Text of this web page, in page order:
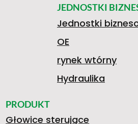
4
6
JEDNOSTKI
Jednostki
OE
rynek wtórny
Hydraulika
PRODUKT
Głowice sterujące